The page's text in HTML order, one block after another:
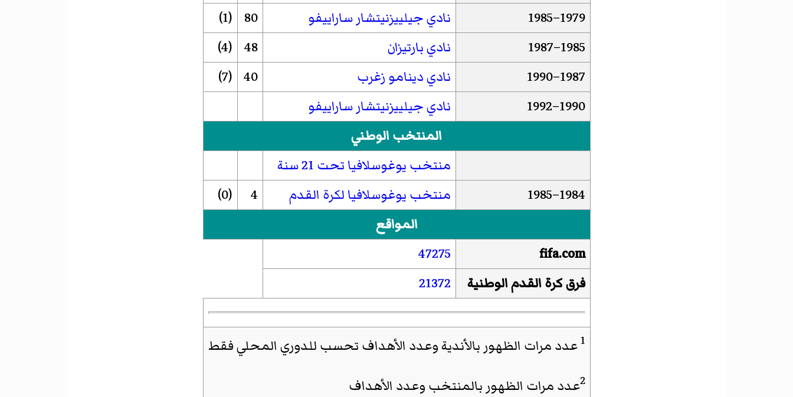
1979–1985
نادي جيلييزنيتشار ساراييفو 80
(1)
1985–1987
نادي بارتيزان 48
(4)
1987–1990
نادي دينامو زغرب 40
(7)
1990–1992
نادي جيلييزنيتشار ساراييفو
المنتخب الوطني
منتخب يوغوسلافيا تحت 21 سنة
1984–1985
منتخب يوغوسلافيا لكرة القدم 4
(0)
المواقع
fifa.com
47275
فرق كرة القدم الوطنية
21372
1عدد مرات الظهور بالأندية وعدد الأهداف تحسب للدوري المحليفقط
2عدد مرات الظهور بالمنتخب وعدد الأهداف